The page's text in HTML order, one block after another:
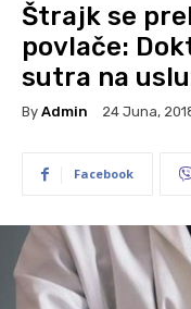
Štrajk se
povlače:
sutra na
By Admin 24 Juna,
Facebook